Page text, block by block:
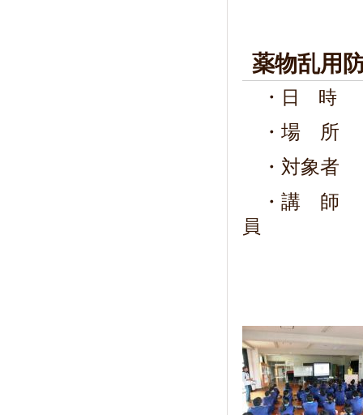
薬物乱用
・ 日
・場 所
・対象者
・講
員